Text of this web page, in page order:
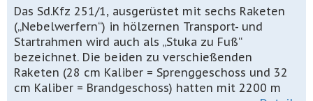
Das Sd.Kfz 251/1, ausgerüstet mit sechs Raketen
(„Nebelwerfern“) in hölzernen Transport- und
Startrahmen wird auch als „Stuka zu Fuß“
bezeichnet. Die beiden zu verschießenden
Raketen (28 cm Kaliber = Sprenggeschoss und 32
cm Kaliber = Brandgeschoss) hatten mit 2200 m